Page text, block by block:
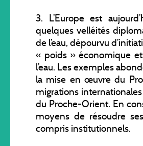
3. L’Europe est
quelques velléités
de l’eau, dépourvu
« poids » économique
l’eau. Les exemples
la mise en œuvre du
migrations
du Proche-Orient. En
moyens de résoudre
compris institutionnels.